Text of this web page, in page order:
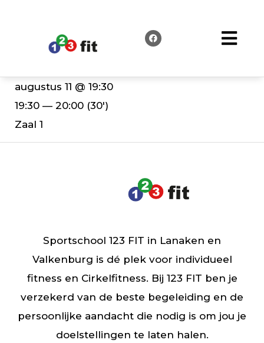
augustus 11 @ 19:30
19:30 — 20:00 (30′)
Zaal 1
Sportschool 123 FIT in Lanaken en
Valkenburg is dé plek voor individueel
fitness en Cirkelfitness. Bij 123 FIT ben je
verzekerd van de beste begeleiding en de
persoonlijke aandacht die nodig is om jou je
doelstellingen te laten halen.